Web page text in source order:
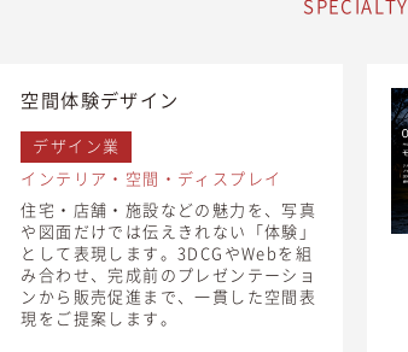
SPECIALTY
空間体験デザイン
デザイン業
インテリア・空間・ディスプレイ
住宅・店舗・施設などの魅力を、写真
や図面だけでは伝えきれない「体験」
として表現します。3DCGやWebを組
み合わせ、完成前のプレゼンテーショ
ンから販売促進まで、一貫した空間表
現をご提案します。